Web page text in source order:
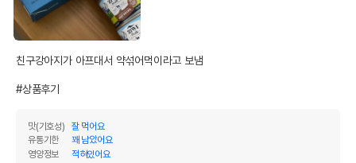
친구강아지가 아프대서 약섞어먹이라고 보냄
#상품후기
맛(기호성)
잘 먹어요
유통기한
꽤 남았어요
영양정보
적혀있어요